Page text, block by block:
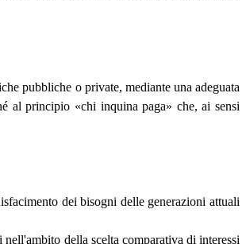
pubbliche o private, mediante una adeguata
al principio «chi inquina paga» che, ai sensi
dei bisogni delle generazioni attuali
della scelta comparativa di interessi